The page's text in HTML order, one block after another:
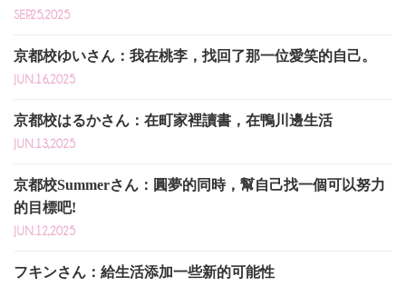
SEP.25,2025
京都校ゆいさん：我在桃李，找回了那一位愛笑的自己。
JUN.16,2025
京都校はるかさん：在町家裡讀書，在鴨川邊生活
JUN.13,2025
京都校Summerさん：圓夢的同時，幫自己找一個可以努力
的目標吧!
JUN.12,2025
フキンさん：給生活添加一些新的可能性